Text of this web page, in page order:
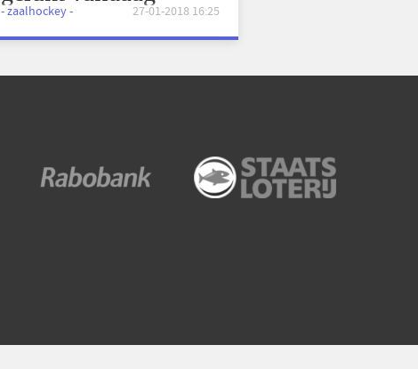
- zaalhockey - 27-01-2018 16:25